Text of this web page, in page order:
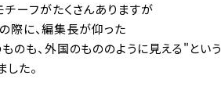
ーフがたくさんありますが
に、編集長が仰った
のも、外国のもののように見える"という
た。